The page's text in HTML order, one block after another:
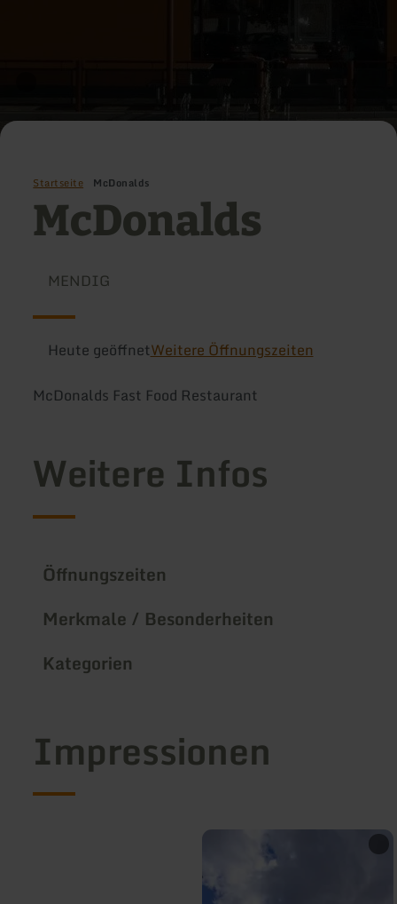
Startseite McDonalds
McDonalds
MENDIG
Heute geöffnetWeitere Öffnungszeiten
McDonalds Fast Food Restaurant
Weitere Infos
Öffnungszeiten
Merkmale / Besonderheiten
Kategorien
Impressionen